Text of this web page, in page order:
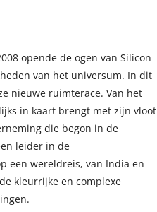
opende de ogen van Silicon
van het universum. In dit
nieuwe ruimterace. Van het
in kaart brengt met zijn vloot
die begon in de
leider in de
een wereldreis, van India en
kleurrijke en complexe